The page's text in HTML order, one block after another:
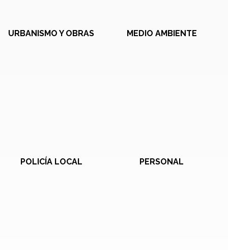
URBANISMO Y OBRAS MEDIO AMBIENTE
POLICÍA LOCAL PERSONAL